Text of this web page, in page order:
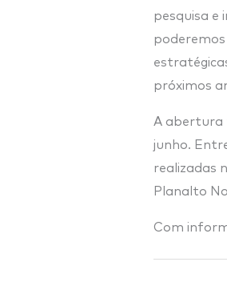
pesquisa e
próximos
A abertura
junho.
realizadas
Planalto
Com